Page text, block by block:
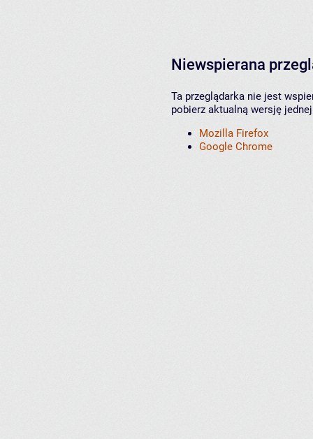
Niewspierana
Ta przeglądarka nie jest
pobierz aktualną wersję
Mozilla Firefox
Google Chrome